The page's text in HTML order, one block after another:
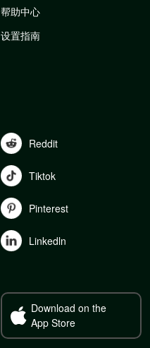
帮助中心
设置指南
Reddit
Tiktok
Pinterest
Linkedln
Download on the
App Store